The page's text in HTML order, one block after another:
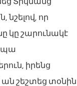
որ
կը շարունակէ
իրենց
շեշտեց տօնին